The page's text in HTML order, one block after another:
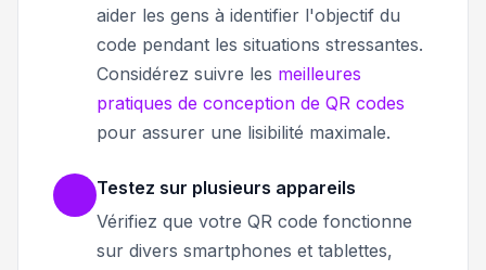
aider les gens à identifier l'objectif du
code pendant les situations stressantes.
Considérez suivre les meilleures
pratiques de conception de QR codes
pour assurer une lisibilité maximale.
Testez sur plusieurs appareils
Vérifiez que votre QR code fonctionne
sur divers smartphones et tablettes,